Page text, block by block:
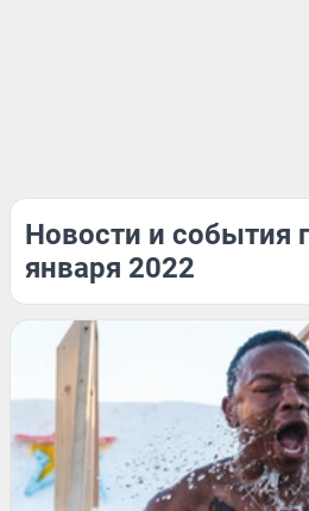
Новости и события
января 2022